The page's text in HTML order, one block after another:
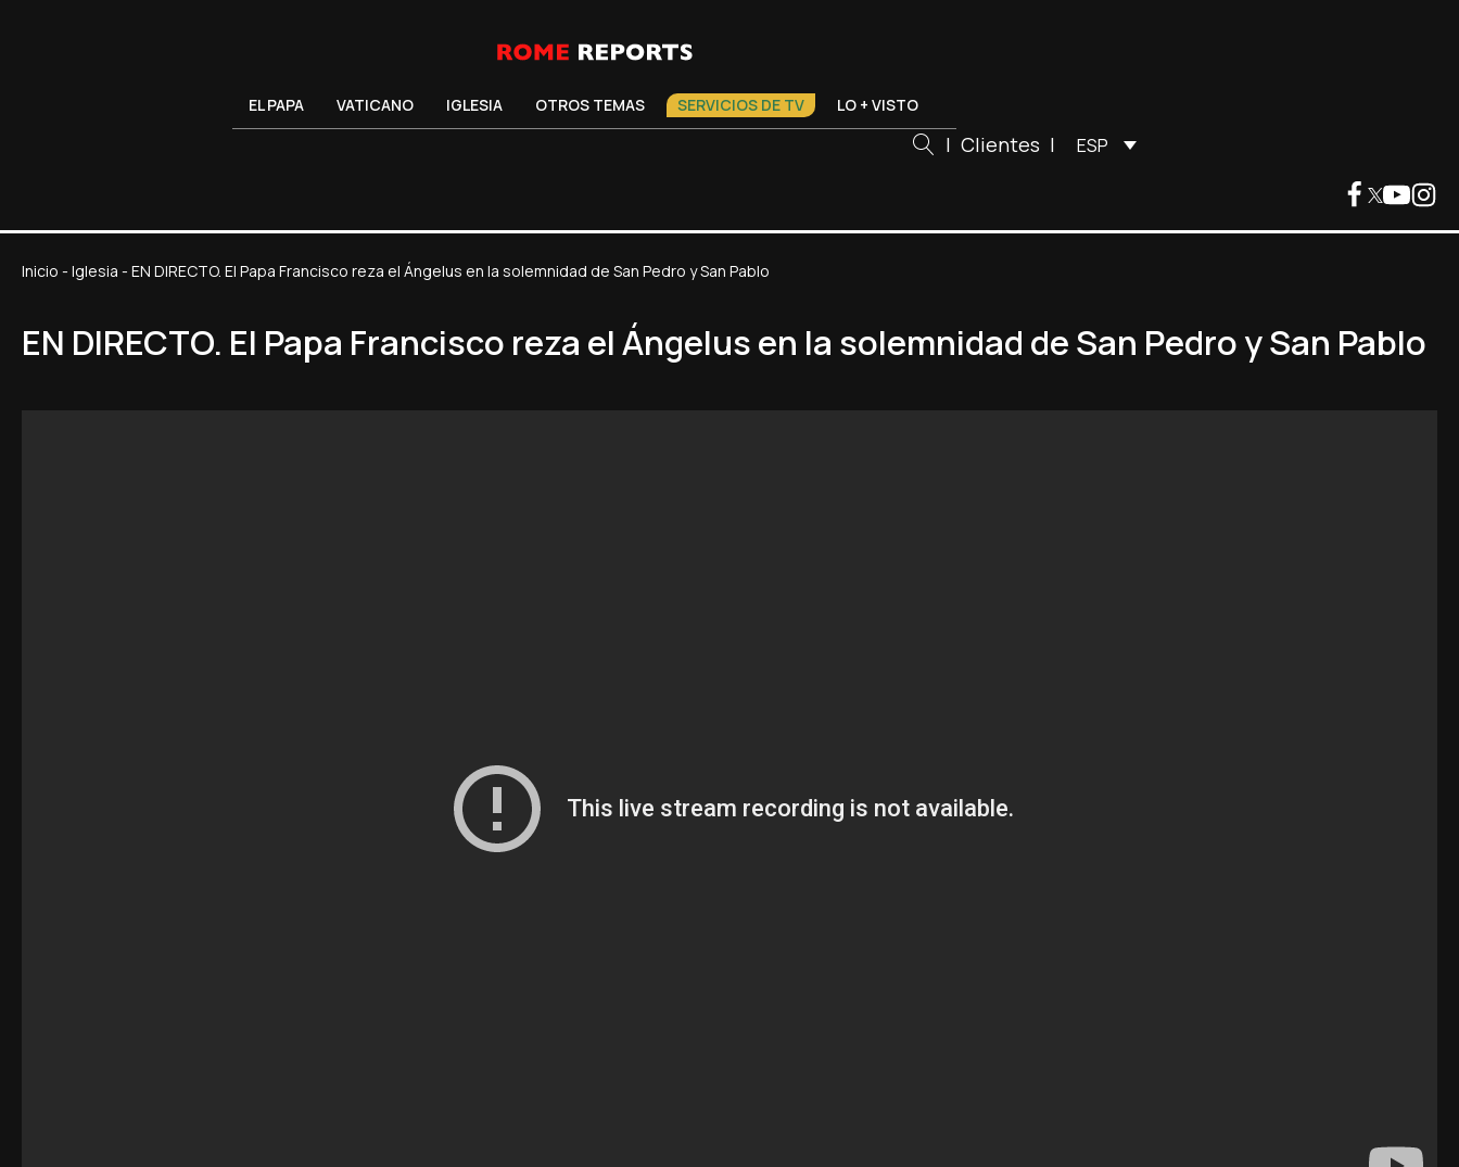
EL PAPA VATICANO IGLESIA OTROS TEMAS SERVICIOS DE TV LO + VISTO
| Clientes | ESP
Inicio - Iglesia - EN DIRECTO. El Papa Francisco reza el Ángelus en la solemnidad de San Pedro y San Pablo
EN DIRECTO. El Papa Francisco reza el Ángelus en la solemnidad de San Pedro y San Pablo